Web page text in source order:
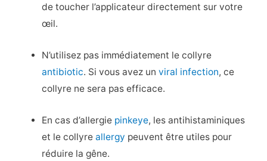
de toucher l’applicateur directement sur votre
œil.
N’utilisez pas immédiatement le collyre
antibiotic. Si vous avez unviral infection, ce
collyre ne sera pas efficace.
En cas d’allergie pinkeye, les antihistaminiques
et le collyreallergy peuvent être utiles pour
réduire la gêne.